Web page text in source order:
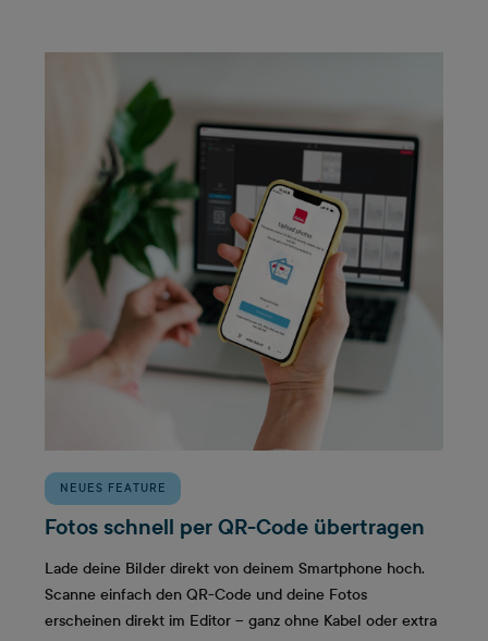
NEUES FEATURE
Fotos schnell per QR-Code übertragen
Lade deine Bilder direkt von deinem Smartphone hoch.
Scanne einfach den QR-Code und deine Fotos
erscheinen direkt im Editor – ganz ohne Kabel oder extra